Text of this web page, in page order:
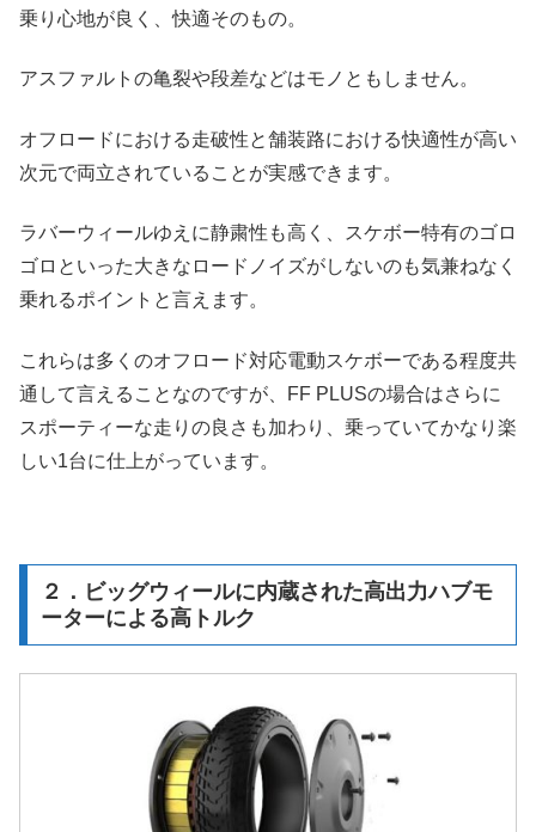
乗り心地が良く、快適そのもの。
アスファルトの亀裂や段差などはモノともしません。
オフロードにおける走破性と舗装路における快適性が高い
次元で両立されていることが実感できます。
ラバーウィールゆえに静粛性も高く、スケボー特有のゴロ
ゴロといった大きなロードノイズがしないのも気兼ねなく
乗れるポイントと言えます。
これらは多くのオフロード対応電動スケボーである程度共
通して言えることなのですが、FF PLUSの場合はさらに
スポーティーな走りの良さも加わり、乗っていてかなり楽
しい1台に仕上がっています。
２．ビッグウィールに内蔵された高出力ハブモ
ーターによる高トルク